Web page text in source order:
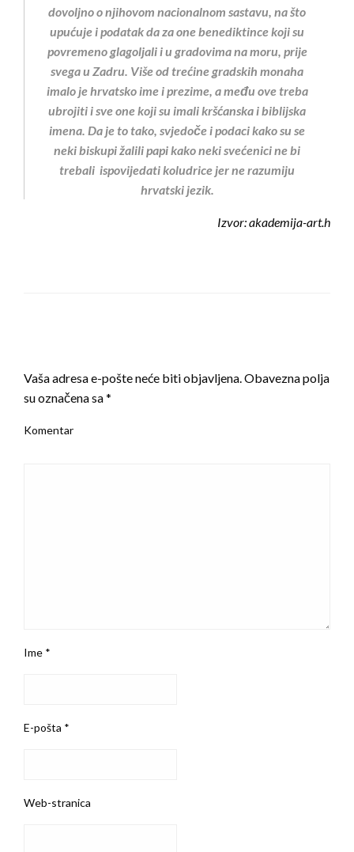
dovoljno o njihovom nacionalnom sastavu, na što
upućuje i podatak da za one benediktince koji su
povremeno glagoljali i u gradovima na moru, prije
svega u Zadru. Više od trećine gradskih monaha
imalo je hrvatsko ime i prezime, a među ove treba
ubrojiti i sve one koji su imali kršćanska i biblijska
imena. Da je to tako, svjedoče i podaci kako su se
neki biskupi žalili papi kako neki svećenici ne bi
trebali ispovijedati koludrice jer ne razumiju
hrvatski jezik.
Izvor: akademija-art.h
Vaša adresa e-pošte neće biti objavljena.Obavezna polja
su označena sa*
Komentar
Ime *
E-pošta *
Web-stranica